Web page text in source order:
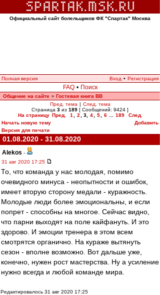
Официальный сайт болельщиков ФК "Спартак" Москва
Полная версия Вход • Регистрация
FAQ • Поиск
Общение на сайте » Гостевая книга ВВ
Пред. тема | След. тема
Страница 3 из 189 [ Сообщений: 9424 ]
На страницу Пред. 1 2 3, 4 5 6 189
След.
Начать новую тему
Добавить
Версия для печати
01.08.2020 - 31.08.2020
Alekos -
31 авг 2020 17:25
То, что команда у нас молодая, помимо
очевидного минуса - неопытности и ошибок,
имеет вторую сторону медали - куражность.
Молодые люди более эмоциональны, и если
попрет - способны на многое. Сейчас видно,
что парни выходят на поле кайфануть. И это
здорово. И эмоции тренера в этом всем
смотрятся органично. На кураже вытянуть
сезон - вполне возможно. Вот дальше уже,
конечно, нужен рост мастерства. Ну а усиление
нужно всегда и любой команде мира.
Редактировалось 31 авг 2020 17:25